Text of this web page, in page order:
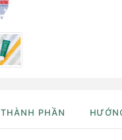
THÀNH PHẦN